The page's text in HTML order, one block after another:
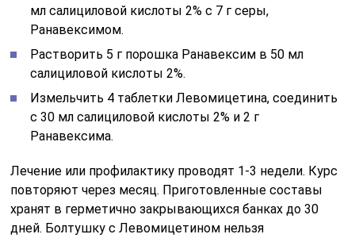
мл салициловой кислоты 2% с 7 г серы,
Ранавексимом.
Растворить 5 г порошка Ранавексим в 50 мл
салициловой кислоты 2%.
Измельчить 4 таблетки Левомицетина, соединить
с 30 мл салициловой кислоты 2% и 2 г
Ранавексима.
Лечение или профилактику проводят 1-3 недели. Курс
повторяют через месяц. Приготовленные составы
хранят в герметично закрывающихся банках до 30
дней. Болтушку с Левомицетином нельзя